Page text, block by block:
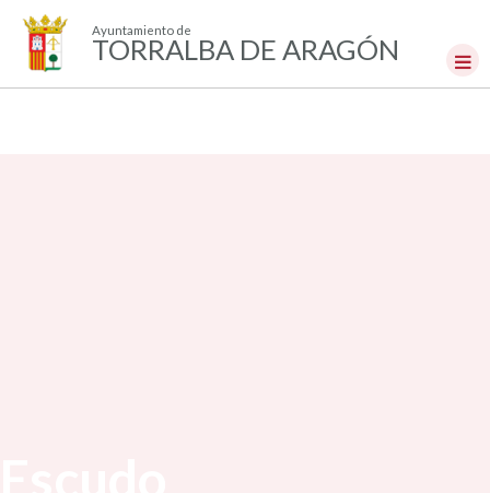
Ayuntamiento de
TORRALBA DE ARAGÓN